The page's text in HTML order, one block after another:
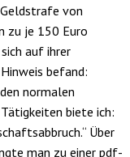
von
zu je 150 Euro
auf ihrer
befand:
normalen
biete ich:
Über
man zu einer pdf-